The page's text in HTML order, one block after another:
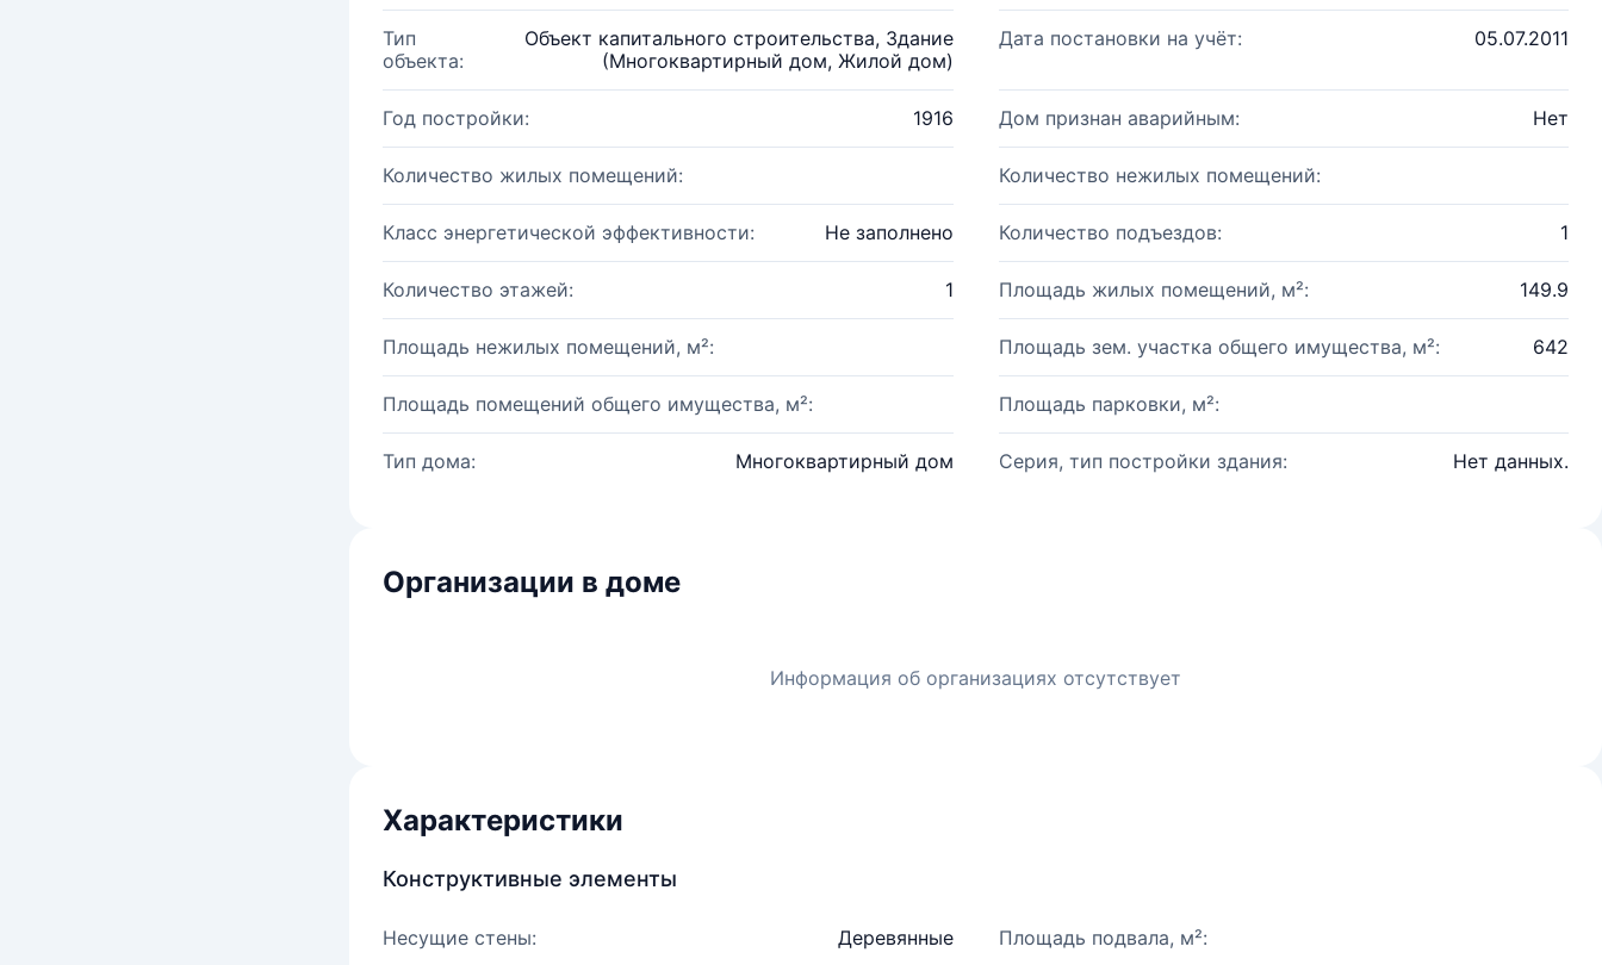
Тип
объекта:
Объект капитального строительства, Здание
(Многоквартирный дом, Жилой дом)
Дата постановки на учёт: 05.07.2011
Год постройки: 1916 Дом признан аварийным: Нет
Количество жилых помещений: Количество нежилых помещений:
Класс энергетической эффективности: Не заполнено Количество подъездов: 1
Количество этажей: 1 Площадь жилых помещений, м²: 149.9
Площадь нежилых помещений, м²: Площадь зем. участка общего имущества, м²: 642
Площадь помещений общего имущества, м²: Площадь парковки, м²:
Тип дома: Многоквартирный дом Серия, тип постройки здания: Нет данных.
Организации в доме
Информация об организациях отсутствует
Характеристики
Конструктивные элементы
Несущие стены: Деревянные Площадь подвала, м²: